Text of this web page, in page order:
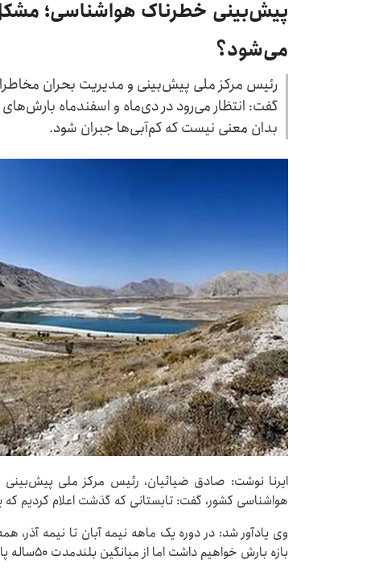
پیش‌بینی خطرناک هواشناسی؛
می‌شود؟
رئیس مرکز ملی پیش‌بینی و مدیریت بحران
گفت: انتظار می‌رود در دی‌ماه و اسفندماه
بدان معنی نیست که کم‌آبی‌ها جبران شود.
ایرنا نوشت: صادق ضیائیان، رئیس مرکز ملی
هواشناسی کشور، گفت: تابستانی که گذشت اعلام کردیم
وی یادآور شد: در دوره یک ماهه نیمه آبان تا نیمه آذر،
بازه بارش خواهیم داشت اما از میانگین بلندمدت ۵۰ساله پایین‌تر خواهد بود.